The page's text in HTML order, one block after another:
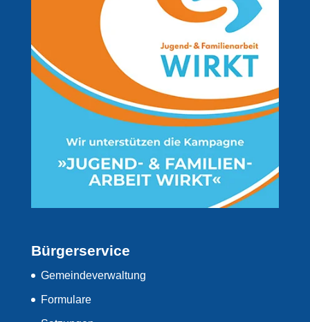
Bürgerservice
Gemeindeverwaltung
Formulare